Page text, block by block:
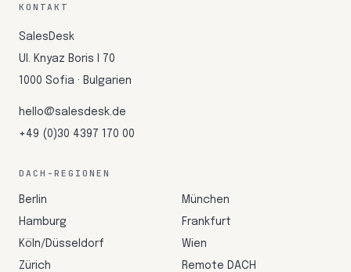
KONTAKT
SalesDesk
Ul. Knyaz Boris I 70
1000 Sofia · Bulgarien
hello@salesdesk.de
+49 (0)30 4397 170 00
DACH-REGIONEN
Berlin
München
Hamburg
Frankfurt
Köln/Düsseldorf
Wien
Zürich
Remote DACH